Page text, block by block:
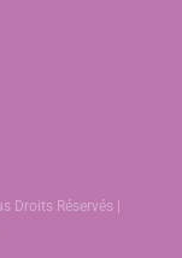
Droits Réservés |